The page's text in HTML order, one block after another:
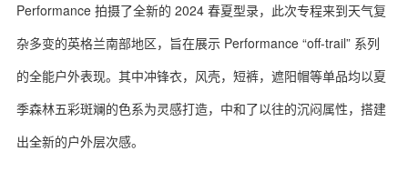
Performance 拍摄了全新的 2024 春夏型录，此次专程来到天气复
杂多变的英格兰南部地区，旨在展示 Performance “off-trail” 系列
的全能户外表现。其中冲锋衣，风壳，短裤，遮阳帽等单品均以夏
季森林五彩斑斓的色系为灵感打造，中和了以往的沉闷属性，搭建
出全新的户外层次感。